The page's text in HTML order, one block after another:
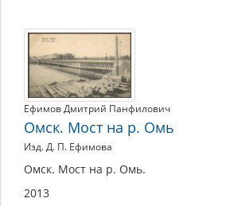
Изобразительные
материалы
Ефимов Дмитрий Панфилович
Омск. Мост на р. Омь
Изд. Д. П. Ефимова
Омск. Мост на р. Омь.
2013